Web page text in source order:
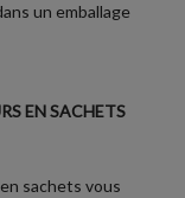
un emballage
EN SACHETS
sachets vous